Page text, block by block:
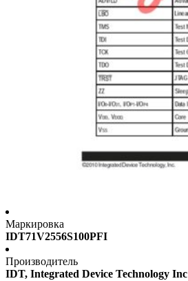
Маркировка
IDT71V2556S100PFI
Производитель
IDT, Integrated Device Technology Inc